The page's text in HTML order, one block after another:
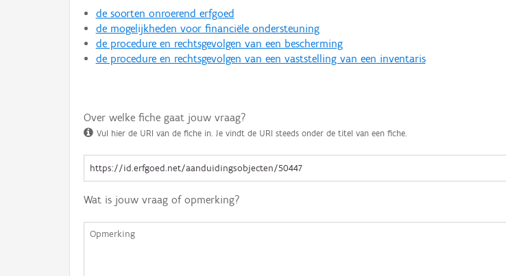
de soorten onroerend erfgoed
de mogelijkheden voor financiële ondersteuning
de procedure en rechtsgevolgen van een bescherming
de procedure en rechtsgevolgen van een vaststelling van een inventaris
Over welke fiche gaat jouw vraag?
Vul hier de URI van de fiche in. Je vindt de URI steeds onder de titel van een fiche.
Wat is jouw vraag of opmerking?